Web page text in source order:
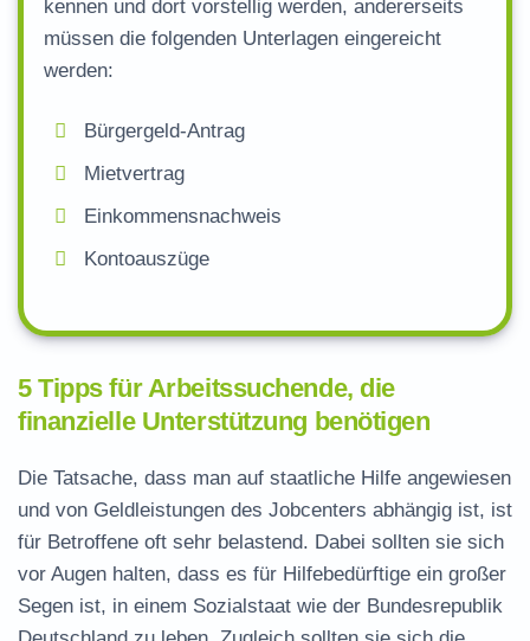
kennen und dort vorstellig werden, andererseits
müssen die folgenden Unterlagen eingereicht
werden:
Bürgergeld-Antrag
Mietvertrag
Einkommensnachweis
Kontoauszüge
5 Tipps für Arbeitssuchende, die
finanzielle Unterstützung benötigen
Die Tatsache, dass man auf staatliche Hilfe angewiesen
und von Geldleistungen des Jobcenters abhängig ist, ist
für Betroffene oft sehr belastend. Dabei sollten sie sich
vor Augen halten, dass es für Hilfebedürftige ein großer
Segen ist, in einem Sozialstaat wie der Bundesrepublik